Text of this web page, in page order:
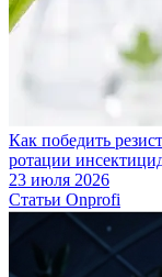
Как победить
ротации
23 июля 2026
Статьи Onprofi